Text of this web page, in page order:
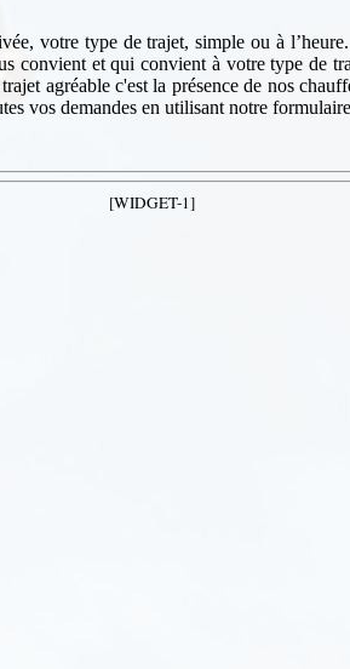
votre type de trajet, simple ou à
convient et qui convient à votre type de
agréable c'est la présence de nos
vos demandes en utilisant notre
[WIDGET-1]